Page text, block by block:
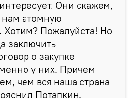
Они скажем,
нам атомную
Хотим? Пожалуйста! Но
заключить
о закупке
у них. Причем
чем вся наша страна
Потапкин.